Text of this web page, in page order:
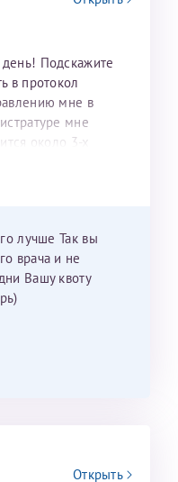
Подскажите
в протокол
мне в
мне
около 3-х
в Питере.
в Калининграде и
лучше Так вы
врача и не
Вашу квоту
Открыть